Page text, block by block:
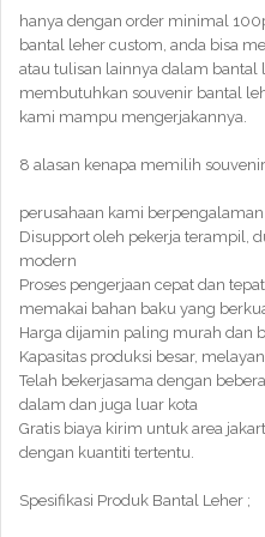
hanya dengan order minimal
bantal leher custom, anda bisa
atau tulisan lainnya dalam bantal
membutuhkan souvenir bantal
kami mampu mengerjakannya.
8 alasan kenapa memilih
perusahaan kami
Disupport oleh pekerja terampil,
modern
Proses pengerjaan cepat dan
memakai bahan baku yang
Harga dijamin paling murah dan
Kapasitas produksi besar,
Telah bekerjasama dengan
dalam dan juga luar kota
Gratis biaya kirim untuk area
dengan kuantiti tertentu.
Spesifikasi Produk Bantal Leher ;